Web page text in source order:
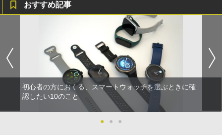
おすすめ記事
初心者の方におくる、スマートウォッチを選ぶときに確
認したい10のこと
● ● ●